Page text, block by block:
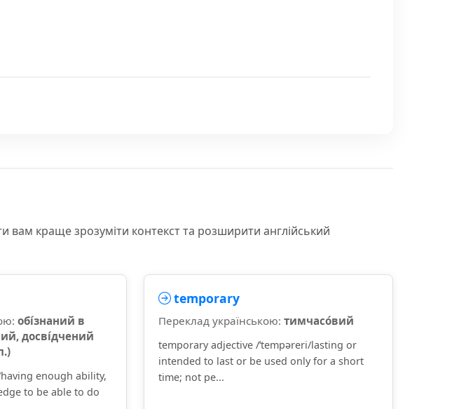
вам краще зрозуміти контекст та розширити англійський
обі́знаний в
досві́дчений
enough ability,
to be able to do
temporary
Переклад українською: тимчасо́вий
temporary adjective /ˈtempəreri/lasting or
intended to last or be used only for a short
time; not pe...